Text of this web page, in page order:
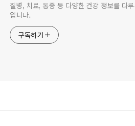
질병, 치료, 통증 등 다양한 건강 정보를 다
입니다.
구독하기